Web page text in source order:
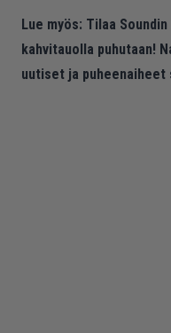
Lue myös: Tilaa
kahvitauolla puhutaan!
uutiset ja